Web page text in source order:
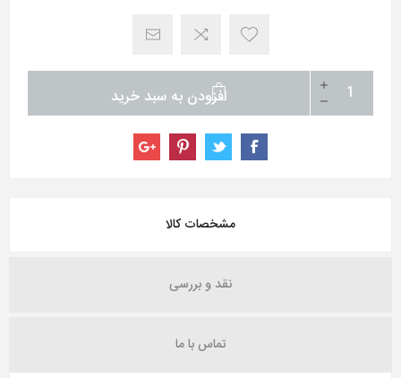
افزودن به سبد خرید
مشخصات کالا
نقد و بررسی
تماس با ما